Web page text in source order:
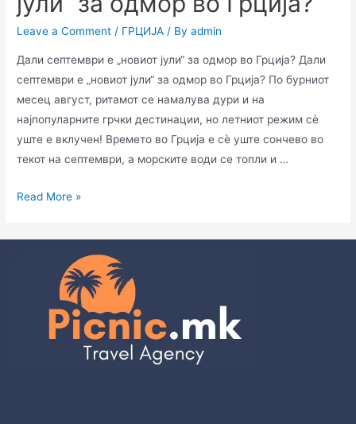
Leave a Comment / ГРЦИЈА / Byadmin
Дали септември е „новиот јули“ за одмор во Грција? Дали
септември е „новиот јули“ за одмор во Грција? По бурниот
месец август, ритамот се намалува дури и на
најпопуларните грчки дестинации, но летниот режим сè
уште е вклучен! Времето во Грција е сè уште сончево во
текот на септември, а морските води се топли и …
Read More »